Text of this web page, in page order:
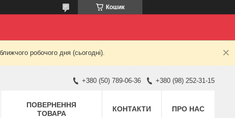
Кошик
робочого дня (сьогодні).
+380 (50) 789-06-36 +380 (98) 252-31-15
ПОВЕРНЕННЯ
ТОВАРА
КОНТАКТИ ПРО НАС